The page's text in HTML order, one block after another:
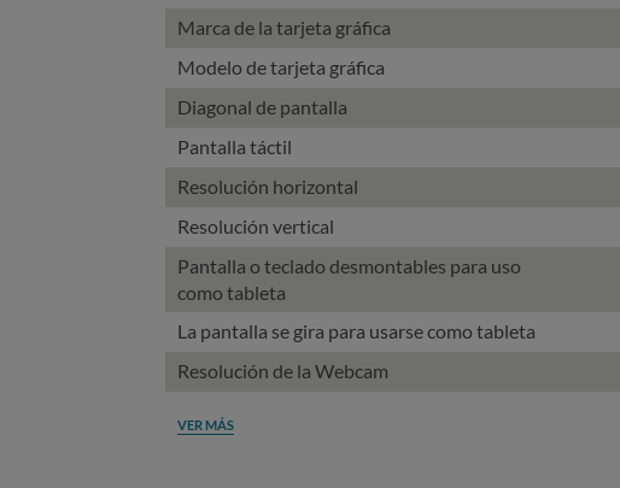
Marca de la tarjeta gráfica
Modelo de tarjeta gráfica
Diagonal de pantalla
Pantalla táctil
Resolución horizontal
Resolución vertical
Pantalla o teclado desmontables para uso
como tableta
La pantalla se gira para usarse como tableta
Resolución de la Webcam
VER MÁS